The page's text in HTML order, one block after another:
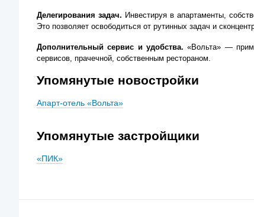
Делегирования задач. Инвестируя в апартаменты,
Это позволяет освободиться от рутинных задач и
Дополнительный сервис и удобства. «Вольта» —
сервисов, прачечной, собственным рестораном.
Упомянутые новостройки
Апарт-отель «Вольта»
Упомянутые застройщики
«ПИК»